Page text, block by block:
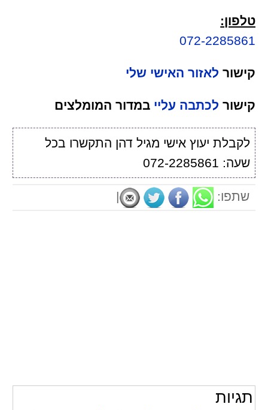
טלפון:
072-2285861
קישור לאזור האישי שלי
קישור לכתבה עליי במדור המומלצים
לקבלת יעוץ אישי מגיל דהן התקשרו בכל
שעה: 072-2285861
שתפו: |
תגיות